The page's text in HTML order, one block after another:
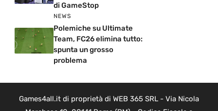
di GameStop
NEWS
Polemiche su Ultimate
Team, FC26 elimina tutto:
spunta un grosso
problema
Games4all.it di proprietà di WEB 365 SRL - Via Nicola